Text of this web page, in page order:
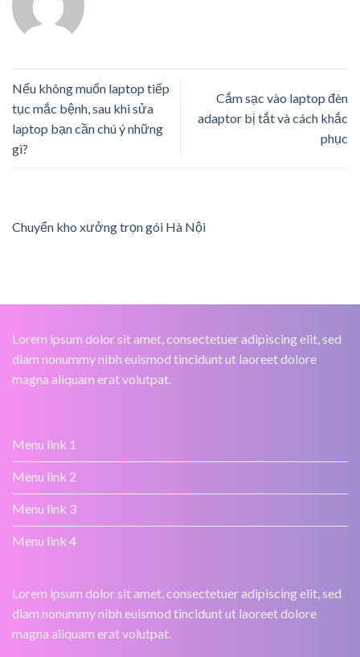
Nếu không muốn laptop tiếp
tục mắc bệnh, sau khi sửa
laptop bạn cần chú ý những
gì?
Cắm sạc vào laptop đèn
adaptor bị tắt và cách khắc
phục
Chuyển kho xưởng trọn gói Hà Nội
Lorem ipsum dolor sit amet, consectetuer adipiscing elit, sed
diam nonummy nibh euismod tincidunt ut laoreet dolore
magna aliquam erat volutpat.
Menu link 1
Menu link 2
Menu link 3
Menu link 4
Lorem ipsum dolor sit amet, consectetuer adipiscing elit, sed
diam nonummy nibh euismod tincidunt ut laoreet dolore
magna aliquam erat volutpat.